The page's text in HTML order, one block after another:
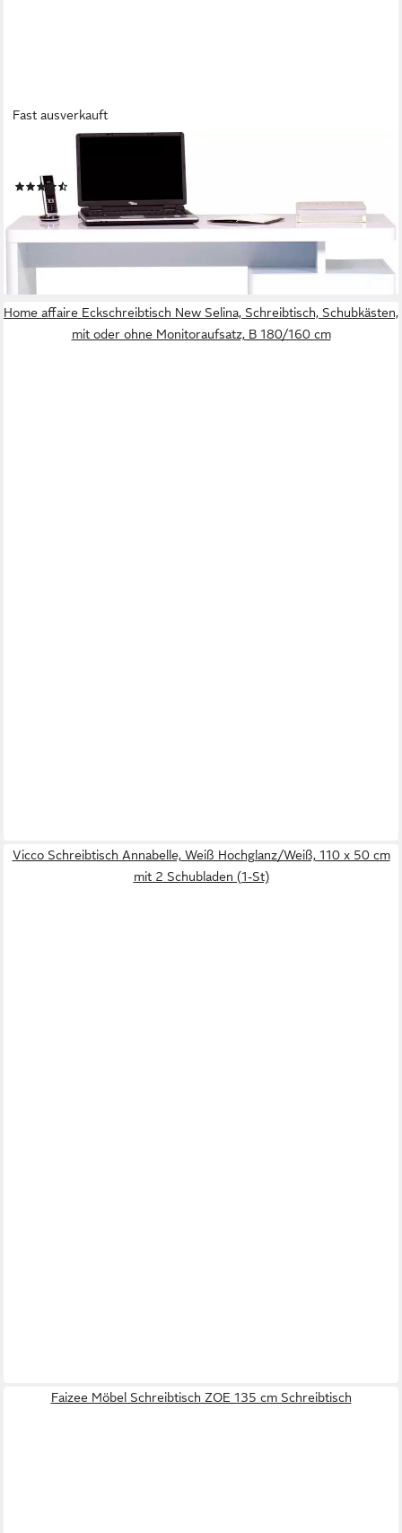
Fast ausverkauft
Schreibtisch CU-LIBRE 120, platzsparender Arbeitsplatz
(3)
248,77 € UVP459,99 €
-46%
lieferbar in 2 Wochen
Home affaire Eckschreibtisch New Selina, Schreibtisch, Schubkästen,
mit oder ohne Monitoraufsatz, B 180/160 cm
Vicco Schreibtisch Annabelle, Weiß Hochglanz/Weiß, 110 x 50 cm
mit 2 Schubladen (1-St)
Faizee Möbel Schreibtisch ZOE 135 cm Schreibtisch